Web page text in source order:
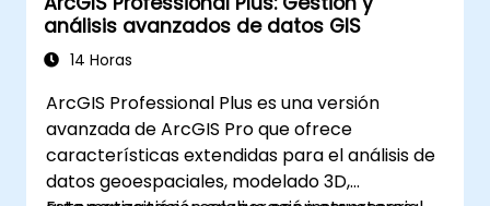
análisis avanzados de datos GIS
14 Horas
ArcGIS Professional Plus es una versión
avanzada de ArcGIS Pro que ofrece
características extendidas para el análisis de
datos geoespaciales, modelado 3D,